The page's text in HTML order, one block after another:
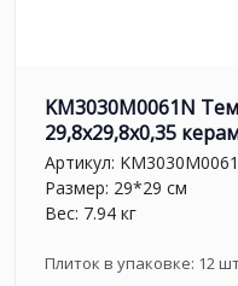
KM3030M0061N
29,8x29,8x0,35
Артикул:
Размер: 29*29 см
Вес: 7.94 кг
Плиток в упаковке: 12